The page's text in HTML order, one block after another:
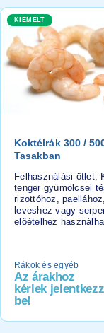
KIEMELT
Koktélrák 300 /
Tasakban
Felhasználási ötlet:
tenger gyümölcsei
rizottóhoz, paellához,
leveshez vagy
előételhez
Rákok és egyéb
Az árakhoz
kérlek jelentkezz
be!